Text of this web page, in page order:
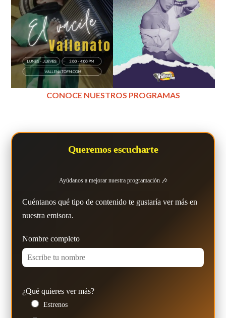
CONOCE NUESTROS PROGRAMAS
Queremos escucharte
Ayúdanos a mejorar nuestra programación 🎶
Cuéntanos qué tipo de contenido te gustaría ver más en
nuestra emisora.
Nombre completo
¿Qué quieres ver más?
Estrenos